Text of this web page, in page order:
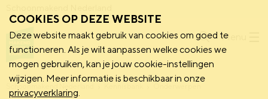
Menu
Schoonmakend Nederland
COOKIES OP DEZE WEBSITE
Deze website maakt gebruik van cookies om goed te
functioneren. Als je wilt aanpassen welke cookies we
mogen gebruiken, kan je jouw cookie-instellingen
wijzigen. Meer informatie is beschikbaar in onze
privacyverklaring.